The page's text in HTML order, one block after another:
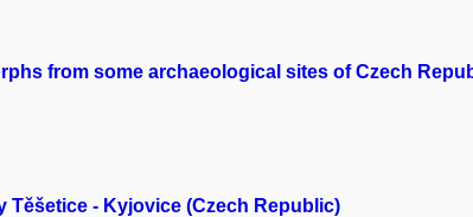
from some archaeological sites of Czech
- Kyjovice (Czech Republic)